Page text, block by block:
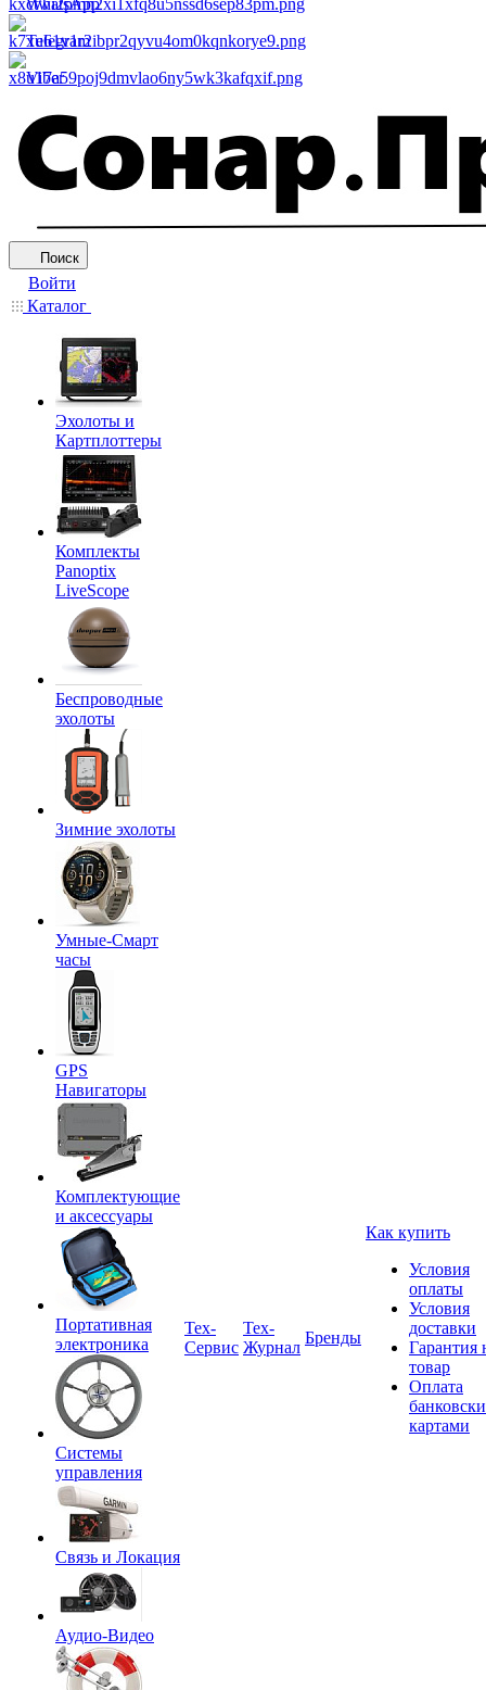
WhatsApp
Telegram
Viber
Поиск
Войти
Каталог
Эхолоты и
Картплоттеры
Комплекты
Panoptix
LiveScope
Беспроводные
эхолоты
Зимние эхолоты
Умные-Смарт
часы
GPS
Навигаторы
Комплектующие
и аксессуары
Портативная
электроника
Системы
управления
Связь и Локация
Аудио-Видео
Tex-
Сервис
Тех-
Журнал
Бренды
Как купить
Условия
оплаты
Условия
доставки
Гарантия
товар
Оплата
картами